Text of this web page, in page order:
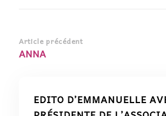
Navigation
d’article
Article précédent
ANNA
EDITO D’EMMANUELLE